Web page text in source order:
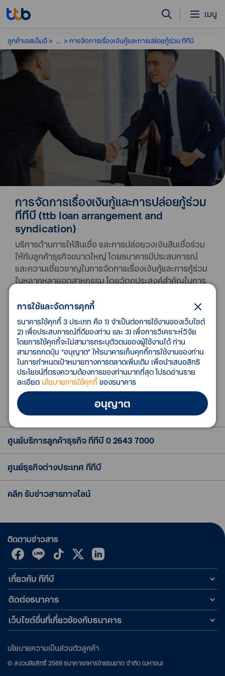
เมนู
ลูกค้าเอสเอ็มอี ... การจัดการเรื่องเงินกู้และการปล่อยกู้ร่วม ทีทีบี
การจัดการเรื่องเงินกู้และการปล่อยกู้ร่วม
ทีทีบี (ttb loan arrangement and
syndication)
บริการด้านการให้สินเชื่อ และการปล่อยวงเงินสินเชื่อร่วม
ให้กับลูกค้าธุรกิจขนาดใหญ่ โดยธนาคารมีประสบการณ์
และความเชี่ยวชาญในการจัดการเรื่องเงินกู้และการกู้ร่วม
ในหลากหลายอุตสาหกรรม โดยวัตถุประสงค์สำคัญในการ
ทางธุรกิจและผลประโยชน์ของลูกค้าเป็นสำคัญ
คุณสมบัติของลูกค้า
ลูกค้านิติบุคคล
การใช้และจัดการคุกกี้
ธนาคารใช้คุกกี้ 3 ประเภท คือ 1) จำเป็นต่อการใช้งานของเว็บไซต์
2) เพื่อประสบการณ์ที่ดีของท่าน และ 3) เพื่อการวิเคราะห์วิจัย
โดยการใช้คุกกี้จะไม่สามารถระบุตัวตนของผู้ใช้งานได้ ท่าน
สามารถกดปุ่ม “อนุญาต” ให้ธนาคารเก็บคุกกี้การใช้งานของท่าน
ในการกำหนดเป้าหมายทางการตลาดเพิ่มเติม เพื่อนำเสนอสิทธิ
ประโยชน์ที่ตรงความต้องการของท่านมากที่สุด โปรดอ่านราย
ละเอียด นโยบายการใช้คุกกี้ของธนาคาร
อนุญาต
ศูนย์บริการลูกค้าธุรกิจ ทีทีบี 0 2643 7000
ศูนย์ธุรกิจต่างประเทศ ทีทีบี
คลิก รับข่าวสารทางไลน์
ติดตามข่าวสาร
เกี่ยวกับ ทีทีบี
ติดต่อธนาคาร
เว็บไซต์อื่นที่เกี่ยวข้องกับธนาคาร
© สงวนลิขสิทธิ์2569ธนาคารทหารไทยธนชาต จำกัด (มหาชน)
นโยบายความเป็นส่วนตัวลูกค้า